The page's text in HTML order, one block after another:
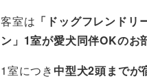
客室は 「ドッグフレンドリ
ン」1室が愛犬同伴OKのお
1室につき 中型犬2頭までが